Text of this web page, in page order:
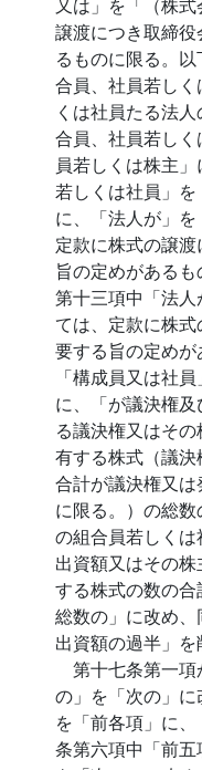
譲渡につき取締
るものに限る。
合員、社員若し
くは社員たる法
合員、社員若し
員若しくは株主
若しくは社員」を
に、「法人が」を
定款に株式の譲
旨の定めがある
第十三項中「法
ては、定款に株
要する旨の定めが
「構成員又は社
に、「が議決権
る議決権又はそ
有する株式（議
合計が議決権又
に限る。）の総
の組合員若しく
出資額又はその
する株式の数の
総数の」に改め
出資額の過半」を
第十七条第一
の」を「次の」に
を「前各項」に
条第六項中「前五